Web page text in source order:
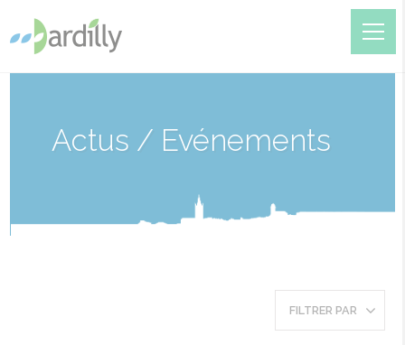
Actus / Evénements
FILTRER PAR